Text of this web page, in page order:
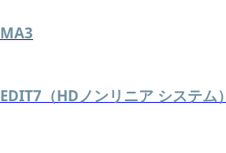
MA3
EDIT7（HDノンリニア システム）